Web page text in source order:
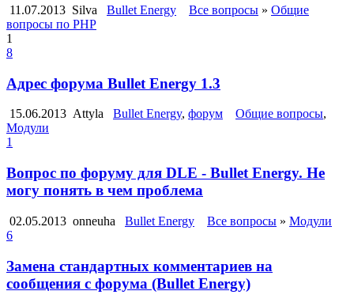
11.07.2013 Silva Bullet Energy Все вопросы » Общие
вопросы по PHP
1
8
Адрес форума Bullet Energy 1.3
15.06.2013 Attyla Bullet Energy, форум Общие вопросы,
Модули
1
Вопрос по форуму для DLE - Bullet Energy. Не
могу понять в чем проблема
02.05.2013 onneuha Bullet Energy Все вопросы » Модули
6
Замена стандартных комментариев на
сообщения с форума (Bullet Energy)